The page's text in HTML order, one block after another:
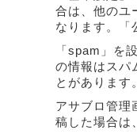
合は、他のユ
なります。「
「spam」を
の情報はスパ
とがあります
アサブロ管理
稿した場合は